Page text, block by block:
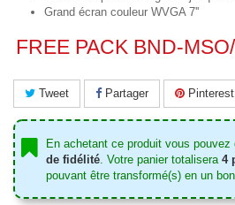
Grand écran couleur WVGA 7''
FREE PACK BND-
Tweet Partager Pinterest
En achetant ce produit vous pouvez
de fidélité. Votre panier totalisera 4
pouvant être transformé(s) en un